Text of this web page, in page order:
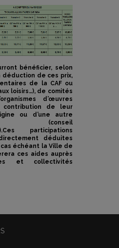
bénéficier, selon
déduction de ces prix,
de la CAF ou
loisirs…), de comités
d’œuvres
contribution de leur
ou d’une autre
(conseil
participations
déduites
échéant la Ville de
ces aides auprès
et collectivités